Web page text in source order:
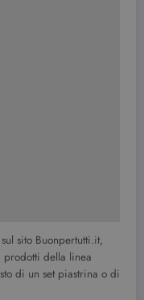
sito Buonpertutti.it,
prodotti della linea
di un set piastrina o di